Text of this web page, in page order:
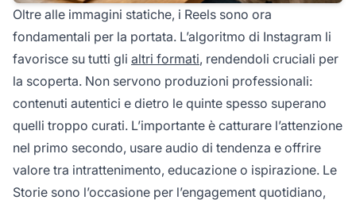
Oltre alle immagini statiche, i Reels sono ora
fondamentali per la portata. L’algoritmo di Instagram li
favorisce su tutti gli altri formati, rendendoli cruciali per
la scoperta. Non servono produzioni professionali:
contenuti autentici e dietro le quinte spesso superano
quelli troppo curati. L’importante è catturare l’attenzione
nel primo secondo, usare audio di tendenza e offrire
valore tra intrattenimento, educazione o ispirazione. Le
Storie sono l’occasione per l’engagement quotidiano,